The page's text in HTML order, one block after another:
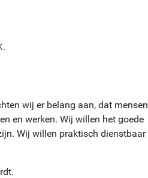
wij er belang aan, dat mensen
en werken. Wij willen het goede
Wij willen praktisch dienstbaar